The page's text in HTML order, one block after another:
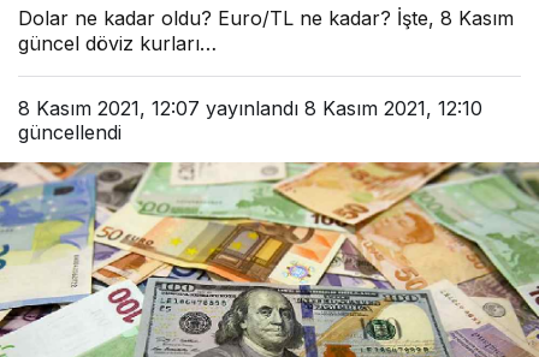
Dolar ne kadar oldu? Euro/TL ne kadar? İşte, 8 Kasım
güncel döviz kurları…
8 Kasım 2021, 12:07 yayınlandı 8 Kasım 2021, 12:10
güncellendi